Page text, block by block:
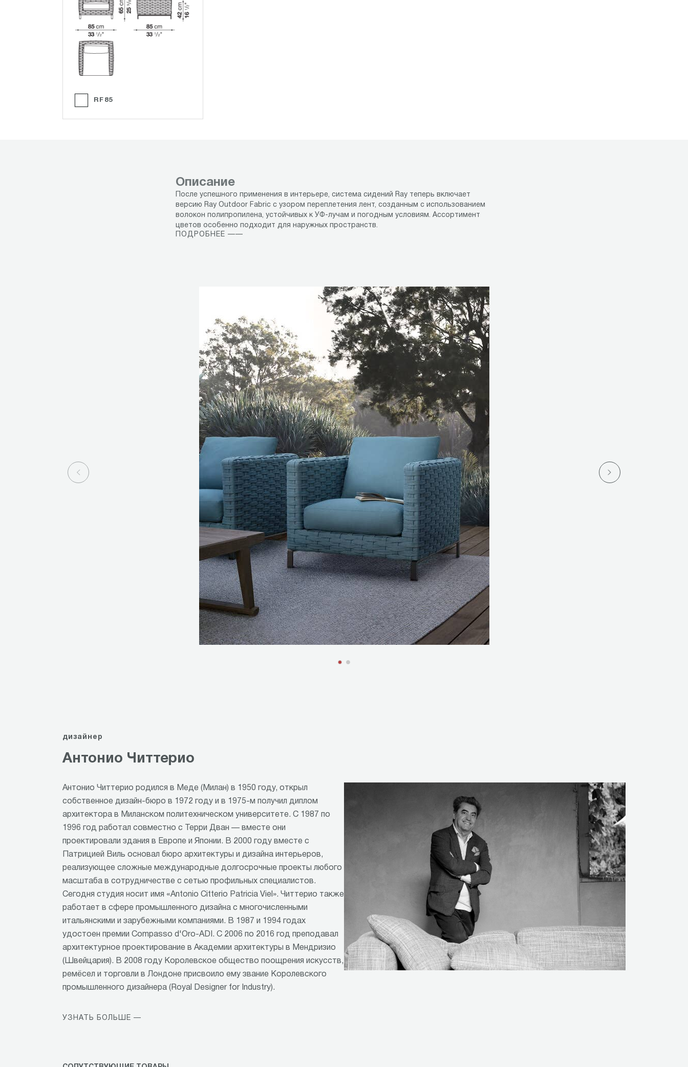
RF85
Описание
После успешного применения в интерьере, система сидений Ray теперь включает
версию Ray Outdoor Fabric с узором переплетения лент, созданным с использованием
волокон полипропилена, устойчивых к УФ-лучам и погодным условиям. Ассортимент
цветов особенно подходит для наружных пространств.
ПОДРОБНЕЕ ——
дизайнер
Антонио Читтерио
Антонио Читтерио родился в Меде (Милан) в 1950 году, открыл
собственное дизайн-бюро в 1972 году и в 1975-м получил диплом
архитектора в Миланском политехническом университете. С 1987 по
1996 год работал совместно с Терри Дван — вместе они
проектировали здания в Европе и Японии. В 2000 году вместе с
Патрицией Виль основал бюро архитектуры и дизайна интерьеров,
реализующее сложные международные долгосрочные проекты любого
масштаба в сотрудничестве с сетью профильных специалистов.
Сегодня студия носит имя «Antonio Citterio Patricia Viel». Читтерио также
работает в сфере промышленного дизайна с многочисленными
итальянскими и зарубежными компаниями. В 1987 и 1994 годах
удостоен премии Compasso d'Oro-ADI. С 2006 по 2016 год преподавал
архитектурное проектирование в Академии архитектуры в Мендризио
(Швейцария). В 2008 году Королевское общество поощрения искусств,
ремёсел и торговли в Лондоне присвоило ему звание Королевского
промышленного дизайнера (Royal Designer for Industry).
УЗНАТЬ БОЛЬШЕ —